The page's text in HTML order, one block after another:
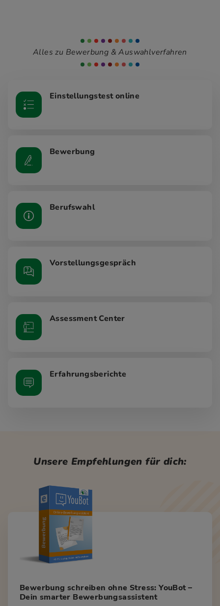
Alles zu Bewerbung & Auswahlverfahren
Einstellungstest online
Bewerbung
Berufswahl
Vorstellungsgespräch
Assessment Center
Erfahrungsberichte
Unsere Empfehlungen für dich:
Bewerbung schreiben ohne Stress: YouBot –
Dein smarter Bewerbungsassistent